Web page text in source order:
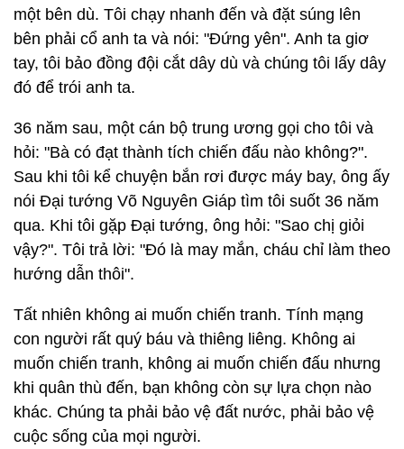
một bên dù. Tôi chạy nhanh đến và đặt súng lên
bên phải cổ anh ta và nói: "Đứng yên". Anh ta giơ
tay, tôi bảo đồng đội cắt dây dù và chúng tôi lấy dây
đó để trói anh ta.
36 năm sau, một cán bộ trung ương gọi cho tôi và
hỏi: "Bà có đạt thành tích chiến đấu nào không?".
Sau khi tôi kể chuyện bắn rơi được máy bay, ông ấy
nói Đại tướng Võ Nguyên Giáp tìm tôi suốt 36 năm
qua. Khi tôi gặp Đại tướng, ông hỏi: "Sao chị giỏi
vậy?". Tôi trả lời: "Đó là may mắn, cháu chỉ làm theo
hướng dẫn thôi".
Tất nhiên không ai muốn chiến tranh. Tính mạng
con người rất quý báu và thiêng liêng. Không ai
muốn chiến tranh, không ai muốn chiến đấu nhưng
khi quân thù đến, bạn không còn sự lựa chọn nào
khác. Chúng ta phải bảo vệ đất nước, phải bảo vệ
cuộc sống của mọi người.